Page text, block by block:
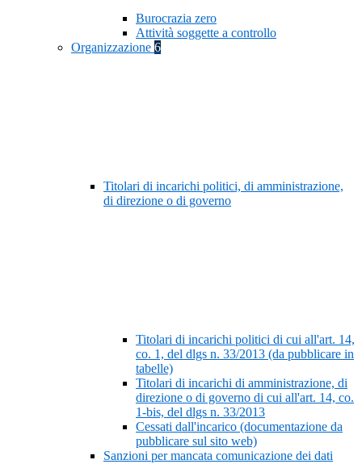
Burocrazia zero
Attività soggette a controllo
Organizzazione 6
Titolari di incarichi politici, di amministrazione,
di direzione o di governo
Titolari di incarichi politici di cui all'art. 14,
co. 1, del dlgs n. 33/2013 (da pubblicare in
tabelle)
Titolari di incarichi di amministrazione, di
direzione o di governo di cui all'art. 14, co.
1-bis, del dlgs n. 33/2013
Cessati dall'incarico (documentazione da
pubblicare sul sito web)
Sanzioni per mancata comunicazione dei dati